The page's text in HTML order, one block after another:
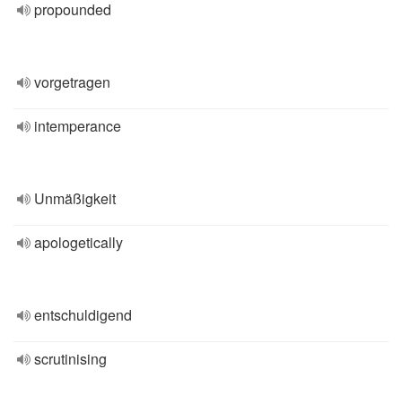
propounded
vorgetragen
intemperance
Unmäßigkeit
apologetically
entschuldigend
scrutinising